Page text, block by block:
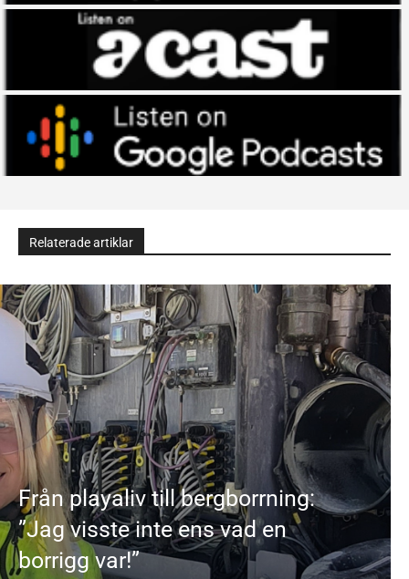
Relaterade artiklar
Från playaliv till bergborrning:
”Jag visste inte ens vad en
borrigg var!”